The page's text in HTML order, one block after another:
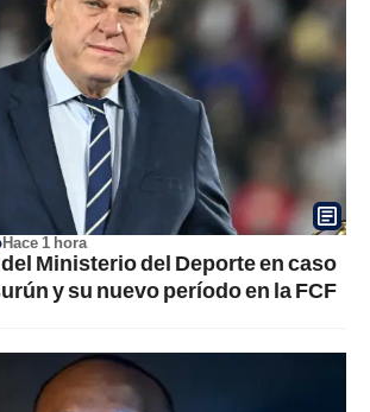
Hace 1 hora
Ministerio del Deporte en caso
y su nuevo período en la FCF